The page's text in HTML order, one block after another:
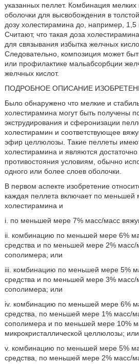
указанных пеллет. Комбинация
оболочки для высвобождения в
дозу холестирамина до, например, 1,5
Считают, что такая доза
для связывания избытка желчных
Следовательно, композиция может
или профилактике мальабсорбции
желчных кислот.
ПОДРОБНОЕ ОПИСАНИЕ
Было обнаружено что мелкие и
холестирамина могут быть получены
экструдирования и сферонизации
холестирамин и соответствующее
эфир целлюлозы. Такие пеллеты
холестирамина и являются
противостояния условиям, обычно
одного или более слоев оболочки.
В первом аспекте изобретение
каждая пеллета включает по меньшей
холестирамина и
i. по меньшей мере 7% масс/масс
ii. комбинацию по меньшей мере 6%
средства и по меньшей мере 2% масс/
сополимера; или
iii. комбинацию по меньшей мере 5%
средства и по меньшей мере 3% масс/
сополимера; или
iv. комбинацию по меньшей мере 6%
средства, по меньшей мере 1% масс/
сополимера и по меньшей мере 10%
микрокристаллической целлюлозы; или
v. комбинацию по меньшей мере 5%
средства, по меньшей мере 2% масс/